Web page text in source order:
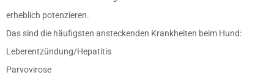
erheblich potenzieren.
Das sind die häufigsten ansteckenden Krankheiten beim Hund:
Leberentzündung/Hepatitis
Parvovirose